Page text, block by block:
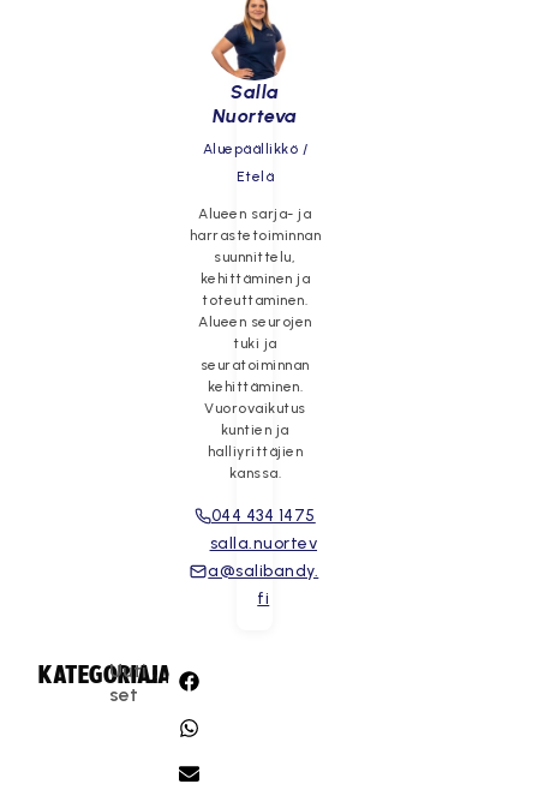
Salla
Nuorteva
Aluepäällikkö /
Etelä
Alueen sarja- ja
harrastetoiminnan
suunnittelu,
kehittäminen ja
toteuttaminen.
Alueen seurojen
tuki ja
seuratoiminnan
kehittäminen.
Vuorovaikutus
kuntien ja
halliyrittäjien
kanssa.
044 434 1475
salla.nuortev
a@salibandy.
fi
KATEGORIA:
Uuti
set
JAA: